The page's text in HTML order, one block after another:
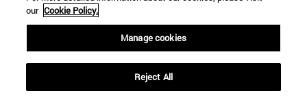
our Cookie Policy.
Manage cookies
Reject All